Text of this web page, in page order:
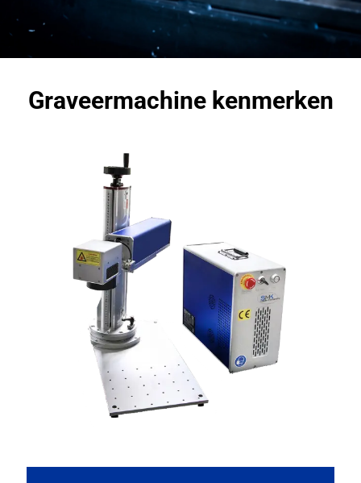
Graveermachine kenmerken